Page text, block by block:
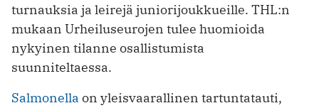
turnauksia ja leirejä juniorijoukkueille. THL:n
mukaan Urheiluseurojen tulee huomioida
nykyinen tilanne osallistumista
suunniteltaessa.
Salmonella on yleisvaarallinen tartuntatauti,